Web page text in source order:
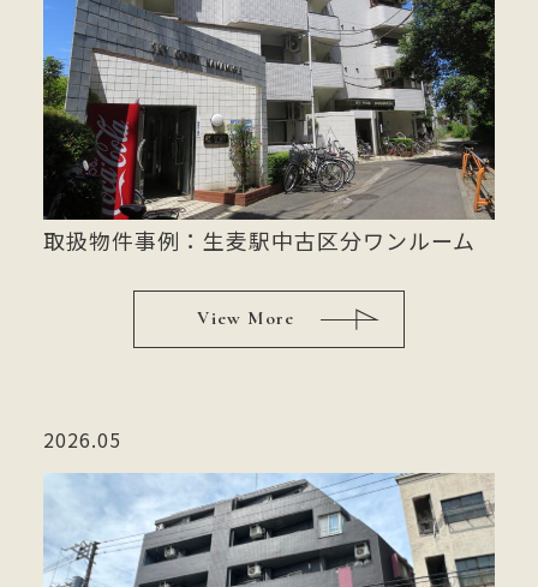
取扱物件事例：生麦駅中古区分ワンルーム
View More
2026.05